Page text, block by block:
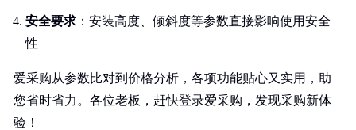
安全要求 ：安装高度、倾斜度等参数直接影响使用安全
性
爱采购从参数比对到价格分析，各项功能贴心又实用，助
您省时省力。各位老板，赶快登录爱采购，发现采购新体
验！